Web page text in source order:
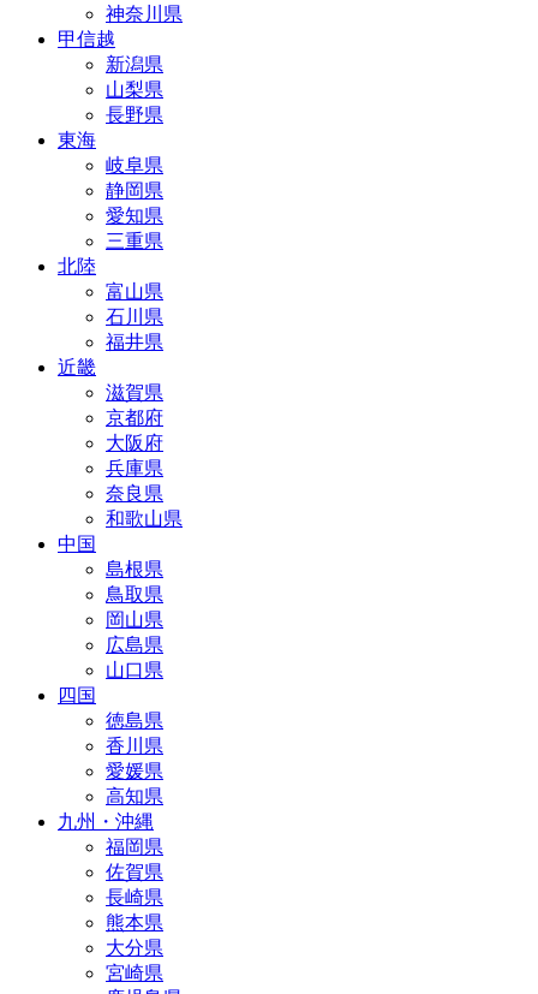
神奈川県
甲信越
新潟県
山梨県
長野県
東海
岐阜県
静岡県
愛知県
三重県
北陸
富山県
石川県
福井県
近畿
滋賀県
京都府
大阪府
兵庫県
奈良県
和歌山県
中国
島根県
鳥取県
岡山県
広島県
山口県
四国
徳島県
香川県
愛媛県
高知県
九州・沖縄
福岡県
佐賀県
長崎県
熊本県
大分県
宮崎県